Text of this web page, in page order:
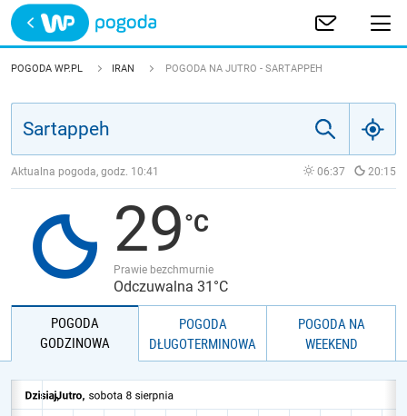
Trwa ładowanie
POLSKA
JAKOŚĆ POWIETRZA
POGODA WP.PL IRAN POGODA NA JUTRO - SARTAPPEH
Aktualna pogoda, godz. 10:41 06:37 20:15
29
Prawie bezchmurnie
Odczuwalna 31°C
POGODA
GODZINOWA
POGODA
DŁUGOTERMINOWA
POGODA NA
WEEKEND